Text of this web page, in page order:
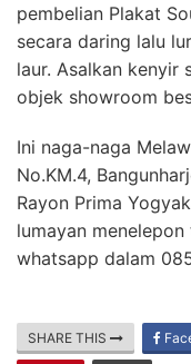
pembelian Plakat
secara daring lalu
laur. Asalkan kenyir
objek showroom
Ini naga-naga
No.KM.4,
Rayon Prima
lumayan
whatsapp dalam
SHARE THIS